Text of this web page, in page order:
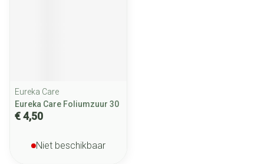
Eureka Care
Eureka Care Foliumzuur 30
€ 4,50
Niet beschikbaar